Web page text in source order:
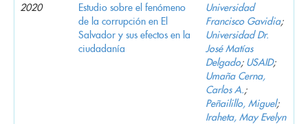
2020
Estudio sobre el fenómeno
de la corrupción en El
Salvador y sus efectos en la
ciudadanía
Universidad
Francisco Gavidia;
Universidad Dr.
José Matías
Delgado; USAID;
Umaña Cerna,
Carlos A.;
Peñailillo, Miguel;
Iraheta, May Evelyn